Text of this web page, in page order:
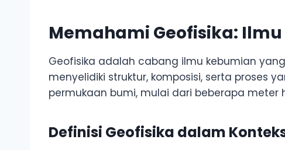
Memahami Geofisika:
Geofisika adalah cabang ilmu kebumian
menyelidiki struktur, komposisi, serta proses
permukaan bumi, mulai dari beberapa
Definisi Geofisika dalam